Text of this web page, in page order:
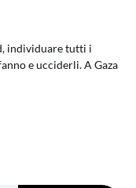
individuare tutti i
e ucciderli. A Gaza